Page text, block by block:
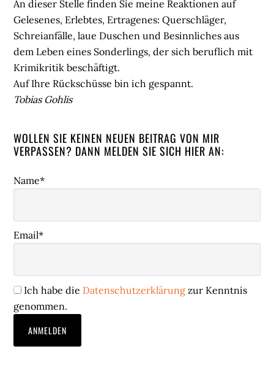
An dieser Stelle finden Sie meine Reaktionen auf
Gelesenes, Erlebtes, Ertragenes: Querschläger,
Schreianfälle, laue Duschen und Besinnliches aus
dem Leben eines Sonderlings, der sich beruflich mit
Krimikritik beschäftigt.
Auf Ihre Rückschüsse bin ich gespannt.
Tobias Gohlis
WOLLEN SIE KEINEN NEUEN BEITRAG VON MIR
VERPASSEN? DANN MELDEN SIE SICH HIER AN:
Name*
Email*
Ich habe die Datenschutzerklärung zur Kenntnis
genommen.